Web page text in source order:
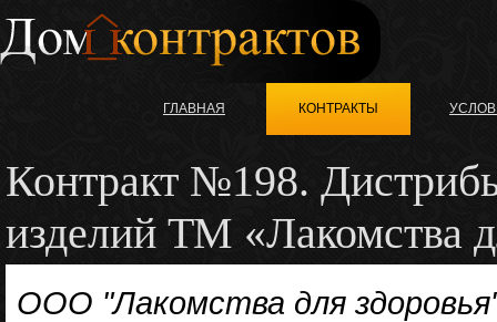
ГЛАВНАЯ КОНТРАКТЫ
Контракт №198.
изделий ТМ «Лакомства
ООО "Лакомства для